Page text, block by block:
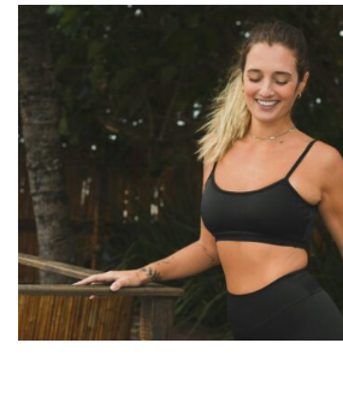
BLOG